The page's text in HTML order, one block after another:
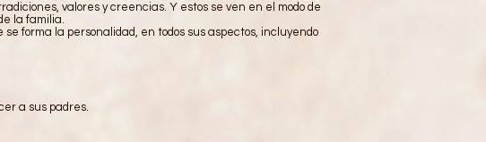
valores y creencias. Y estos se ven en el modo de
la familia.
forma la personalidad, en todos sus aspectos, incluyendo
a sus padres.